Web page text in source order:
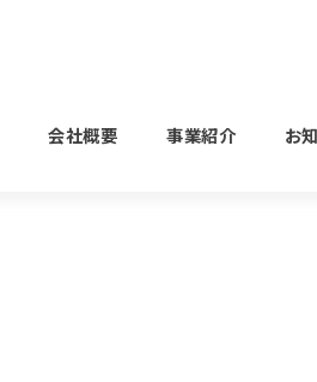
会社概要 事業紹介 お